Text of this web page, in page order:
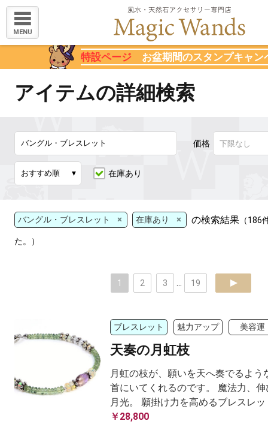
MENU
特設ページ お盆期間のスタンプキャン
アイテムの詳細検索
価格
在庫あり
バングル・ブレスレット × 在庫あり × の検索結果 （186
た。）
1 2 3 19 next
ブレスレット 魅力アップ 美容運
天奏の月虹枝
月虹の枝が、願いを天へ奏でるよう
首にいてくれるのです。 魔法力、
月光。 願掛け力を高めるブレスレ
￥28,800